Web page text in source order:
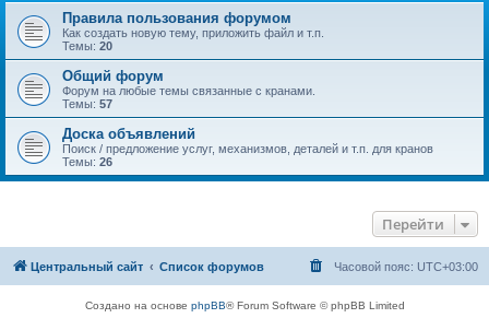
Правила пользования форумом
Как создать новую тему, приложить файл и т.п.
Темы: 20
Общий форум
Форум на любые темы связанные с кранами.
Темы: 57
Доска объявлений
Поиск / предложение услуг, механизмов, деталей и т.п. для кранов
Темы: 26
Перейти
Центральный сайт Список форумов Часовой пояс: UTC+03:00
Создано на основе phpBB® Forum Software © phpBB Limited